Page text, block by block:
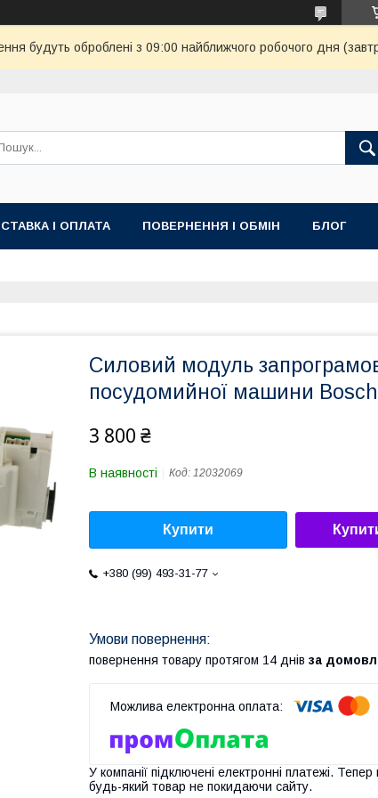
будуть оброблені з 09:00 найближчого робочого дня
І ОПЛАТА ПОВЕРНЕННЯ І ОБМІН БЛОГ
Силовий модуль
посудомийної машини
3 800 ₴
В наявності Код: 12032069
Купити
+380 (99) 493-31-77
повернення товару протягом 14 днів за
У компанії підключені електронні платежі.
будь-який товар не покидаючи сайту.